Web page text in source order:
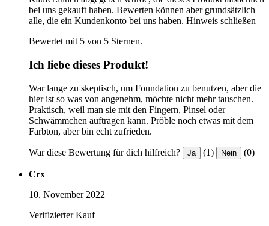
bei uns gekauft haben. Bewerten können aber grundsätzlich
alle, die ein Kundenkonto bei uns haben. Hinweis schließen
Bewertet mit 5 von 5 Sternen.
Ich liebe dieses Produkt!
War lange zu skeptisch, um Foundation zu benutzen, aber die
hier ist so was von angenehm, möchte nicht mehr tauschen.
Praktisch, weil man sie mit den Fingern, Pinsel oder
Schwämmchen auftragen kann. Pröble noch etwas mit dem
Farbton, aber bin echt zufrieden.
War diese Bewertung für dich hilfreich? Ja (1) Nein (0)
Crx
10. November 2022
Verifizierter Kauf